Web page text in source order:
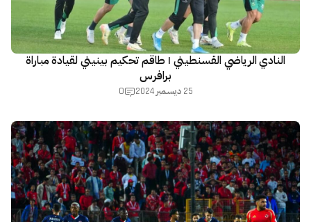
النادي الرياضي القسنطيني | طاقم تحكيم بينيني لقيادة مباراة
برافرس
25 ديسمبر 2024 0